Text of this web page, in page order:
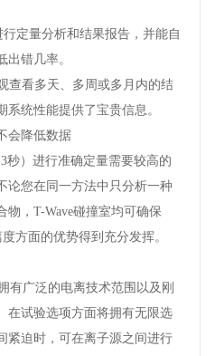
定量分析和结果报告，并能自
错几率。
看多天、多周或多月内的结
统性能提供了宝贵信息。
会降低数据
秒）进行准确定量需要较高的
论您在同一方法中只分析一种
，T-Wave碰撞室均可确保
方面的优势得到充分发挥。
有广泛的电离技术范围以及刚
在试验选项方面将拥有无限选
紧迫时，可在离子源之间进行